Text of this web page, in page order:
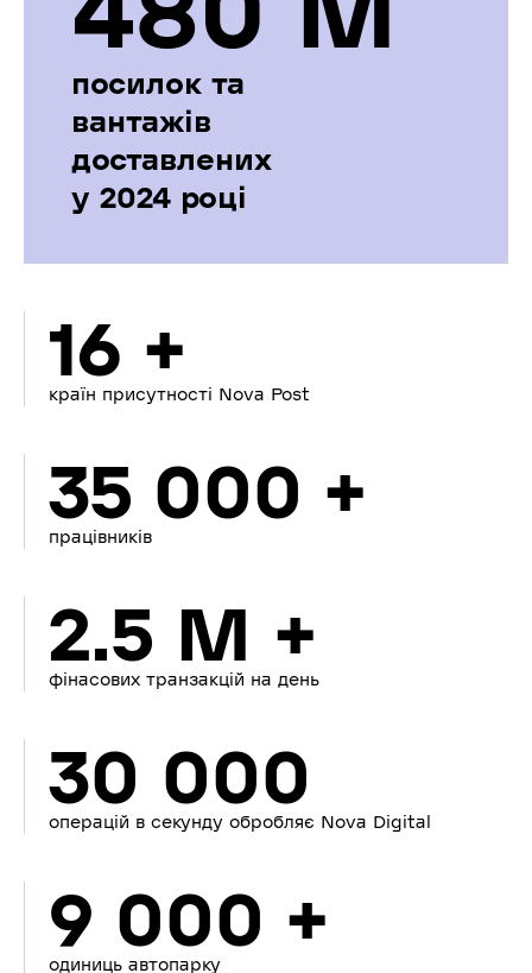
посилок та
вантажів
доставлених
у 2024 році
16 +
країн присутності Nova Post
35 000 +
працівників
2.5 M +
фінасових транзакцій на день
30 000
операцій в секунду обробляє Nova Digital
9 000 +
одиниць автопарку